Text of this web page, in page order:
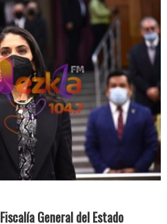
General del Estado